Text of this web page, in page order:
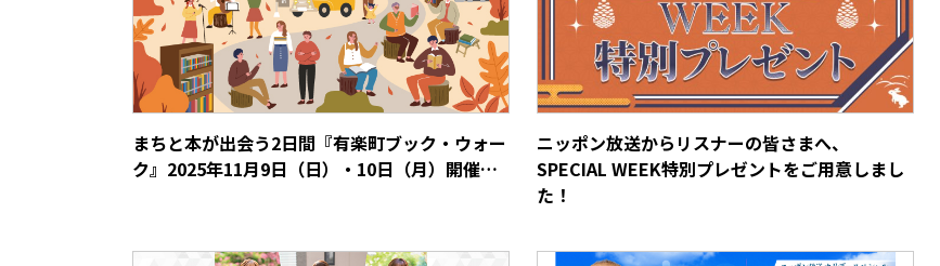
まちと本が出会う2日間『有楽町ブック・ウォー
ク』2025年11月9日（日）・10日（月）開催…
ニッポン放送からリスナーの皆さまへ、
SPECIAL WEEK特別プレゼントをご用意しまし
た！